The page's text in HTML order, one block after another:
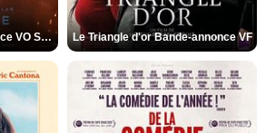
L'Odyssée Bande-annonce VO STFR Le Triangle d'or Bande-annonce VF